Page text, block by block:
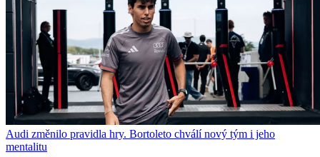
Audi změnilo pravidla hry. Bortoleto chválí nový tým i jeho
mentalitu